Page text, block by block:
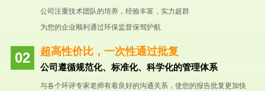
公司注重技术团队的培养，经验丰富，实力超群
为您的企业顺利通过环保监督保驾护航
超高性价比，一次性通过批复
公司遵循规范化、标准化、科学化的管理体系
与各个环评专家老师有着良好的沟通关系，使您的报告批复更加快